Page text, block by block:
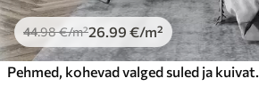
44.98€/m²26 .99 €/m²